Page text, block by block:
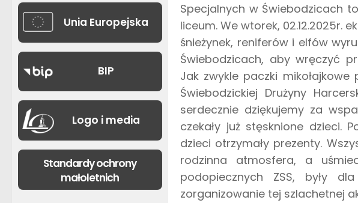
Specjalnych w Świebodzicach
liceum. We wtorek, 02.12.2025r.
śnieżynek, reniferów i elfów
Świebodzicach, aby wręczyć
Jak zwykle paczki
Świebodzickiej Drużyny
serdecznie dziękujemy za
czekały już stęsknione dzieci.
dzieci otrzymały prezenty.
rodzinna atmosfera, a
podopiecznych ZSS, były
zorganizowanie tej szlachetnej
Unia Europejska
BIP
Logo i media
Standardy ochrony
małoletnich